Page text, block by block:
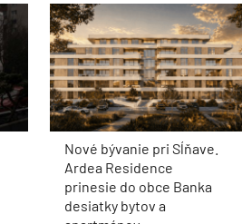
Nové bývanie pri Sĺňave.
Ardea Residence
prinesie do obce Banka
desiatky bytov a